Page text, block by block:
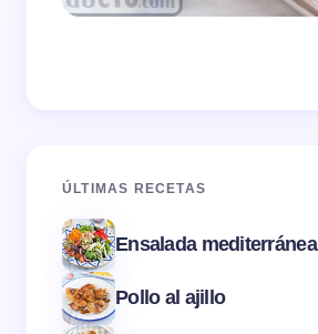
ÚLTIMAS RECETAS
Ensalada mediterránea
Pollo al ajillo